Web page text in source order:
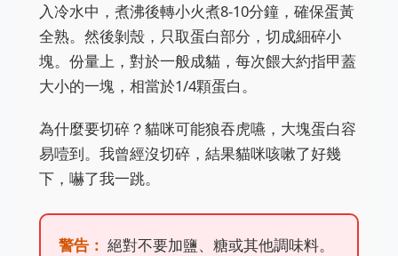
入冷水中，煮沸後轉小火煮8-10分鐘，確保蛋黃
全熟。然後剝殼，只取蛋白部分，切成細碎小
塊。份量上，對於一般成貓，每次餵大約指甲蓋
大小的一塊，相當於1/4顆蛋白。
為什麼要切碎？貓咪可能狼吞虎嚥，大塊蛋白容
易噎到。我曾經沒切碎，結果貓咪咳嗽了好幾
下，嚇了我一跳。
警告： 絕對不要加鹽、糖或其他調味料。